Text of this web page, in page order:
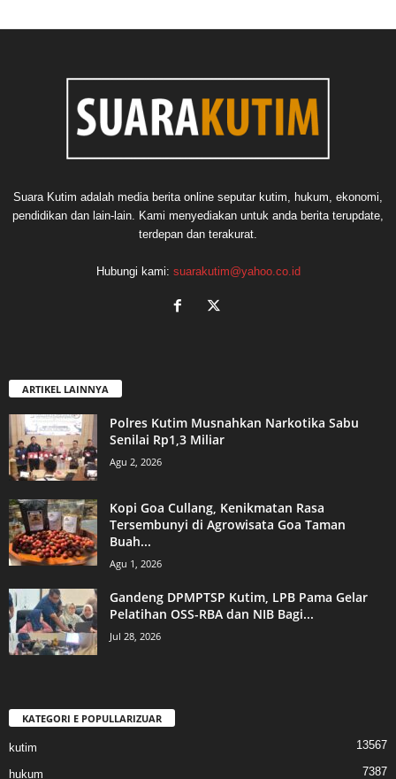
Suara Kutim adalah media berita online seputar kutim, hukum, ekonomi,
pendidikan dan lain-lain. Kami menyediakan untuk anda berita terupdate,
terdepan dan terakurat.
Hubungi kami: suarakutim@yahoo.co.id
ARTIKEL LAINNYA
Polres Kutim Musnahkan Narkotika Sabu
Senilai Rp1,3 Miliar
Agu 2, 2026
Kopi Goa Cullang, Kenikmatan Rasa
Tersembunyi di Agrowisata Goa Taman
Buah...
Agu 1, 2026
Gandeng DPMPTSP Kutim, LPB Pama Gelar
Pelatihan OSS-RBA dan NIB Bagi...
Jul 28, 2026
KATEGORI E POPULLARIZUAR
kutim 13567
hukum 7387